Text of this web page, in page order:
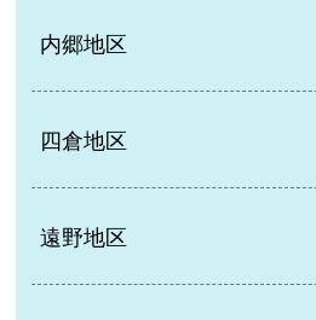
内郷地区
四倉地区
遠野地区